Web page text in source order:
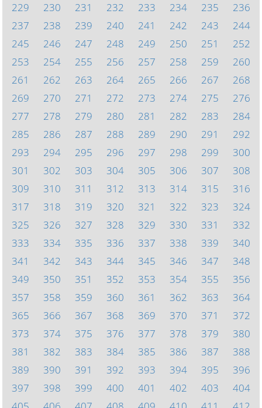
229
230 231 232 233 234 235
236
237
238 239 240 241 242 243
244
245
246 247 248 249 250 251
252
253
254 255 256 257 258 259
260
261
262 263 264 265 266 267
268
269
270 271 272 273 274 275
276
277
278 279 280 281 282 283
284
285
286 287 288 289 290 291
292
293
294 295 296 297 298 299
300
301
302 303 304 305 306 307
308
309
310 311 312 313 314 315
316
317
318 319 320 321 322 323
324
325
326 327 328 329 330 331
332
333
334 335 336 337 338 339
340
341
342 343 344 345 346 347
348
349
350 351 352 353 354 355
356
357
358 359 360 361 362 363
364
365
366 367 368 369 370 371
372
373
374 375 376 377 378 379
380
381
382 383 384 385 386 387
388
389
390 391 392 393 394 395
396
397
398 399 400 401 402 403
404